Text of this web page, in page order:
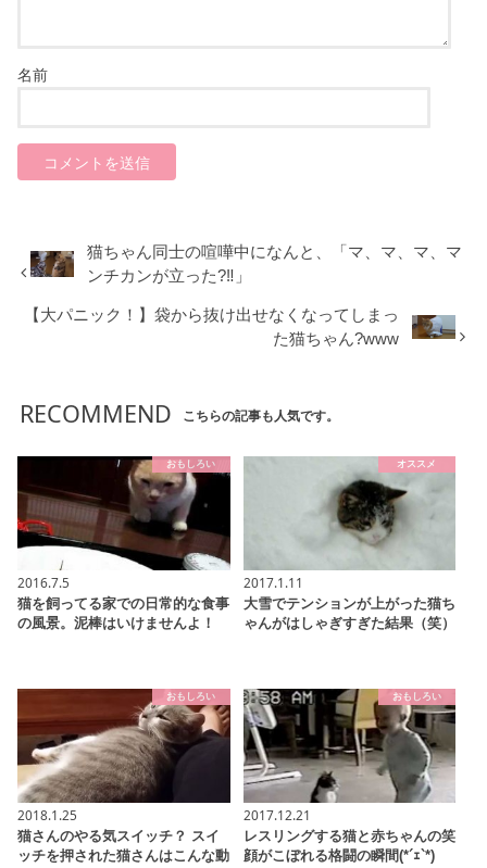
名前
猫ちゃん同士の喧嘩中になんと、「マ、マ、マ、マ
ンチカンが立った?‼」
【大パニック！】袋から抜け出せなくなってしまっ
た猫ちゃん?www
RECOMMEND こちらの記事も人気です。
おもしろい
2016.7.5
猫を飼ってる家での日常的な食事
の風景。泥棒はいけませんよ！
オススメ
2017.1.11
大雪でテンションが上がった猫ち
ゃんがはしゃぎすぎた結果（笑）
おもしろい
2018.1.25
猫さんのやる気スイッチ？ スイ
ッチを押された猫さんはこんな動
おもしろい
2017.12.21
レスリングする猫と赤ちゃんの笑
顔がこぼれる格闘の瞬間(*´ｪ`*)